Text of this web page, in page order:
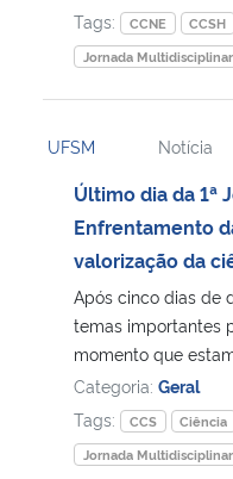
Tags:
CCNE CCSH
Jornada
UFSM Notícia
Último dia da 1ª
Enfrentamento
valorização da
Após cinco dias de
temas importantes
momento que
Categoria: Geral
Tags:
CCS Ciência
Jornada